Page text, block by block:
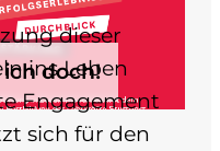
dieser
ins Leben
Engagement
sich für den
doch!